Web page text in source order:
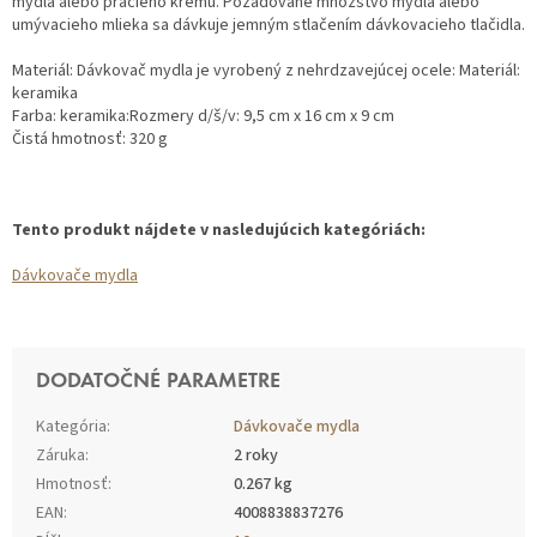
umývacieho mlieka sa dávkuje jemným stlačením dávkovacieho tlačidla.
Materiál: Dávkovač mydla je vyrobený z nehrdzavejúcej ocele: Materiál:
keramika
Farba: keramika:Rozmery d/š/v: 9,5 cm x 16 cm x 9 cm
Čistá hmotnosť: 320 g
Tento produkt nájdete v nasledujúcich kategóriách:
Dávkovače mydla
DODATOČNÉ PARAMETRE
Kategória:
Dávkovače mydla
Záruka:
2 roky
Hmotnosť:
0.267 kg
EAN:
4008838837276